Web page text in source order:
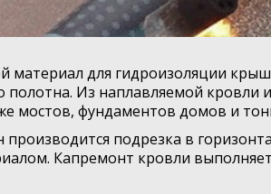
материал для гидроизоляции
полотна. Из наплавляемой
мостов, фундаментов домов и
подрезка в
Капремонт кровли